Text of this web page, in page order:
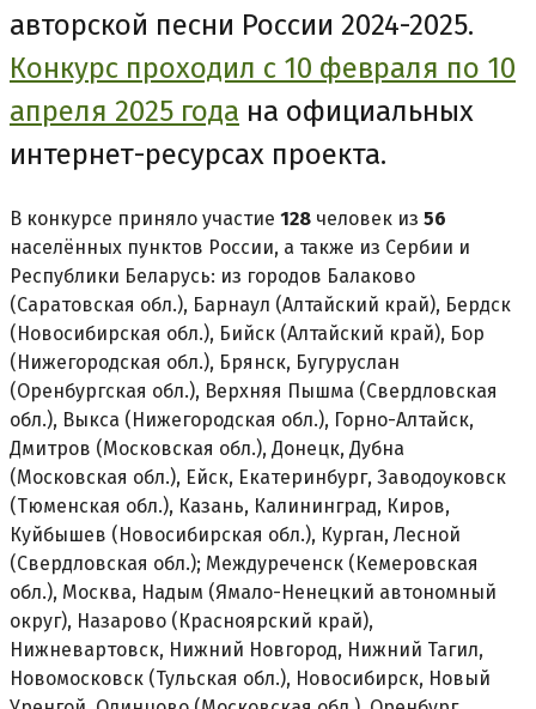
авторской песни России 2024-2025.
Конкурс проходил с 10 февраля по 10
апреля 2025 года на официальных
интернет-ресурсах проекта.
В конкурсе приняло участие 128 человек из 56
населённых пунктов России, а также из Сербии и
Республики Беларусь: из городов Балаково
(Саратовская обл.), Барнаул (Алтайский край), Бердск
(Новосибирская обл.), Бийск (Алтайский край), Бор
(Нижегородская обл.), Брянск, Бугуруслан
(Оренбургская обл.), Верхняя Пышма (Свердловская
обл.), Выкса (Нижегородская обл.), Горно-Алтайск,
Дмитров (Московская обл.), Донецк, Дубна
(Московская обл.), Ейск, Екатеринбург, Заводоуковск
(Тюменская обл.), Казань, Калининград, Киров,
Куйбышев (Новосибирская обл.), Курган, Лесной
(Свердловская обл.); Междуреченск (Кемеровская
обл.), Москва, Надым (Ямало-Ненецкий автономный
округ), Назарово (Красноярский край),
Нижневартовск, Нижний Новгород, Нижний Тагил,
Новомосковск (Тульская обл.), Новосибирск, Новый